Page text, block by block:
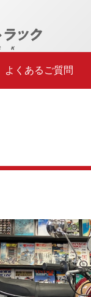
よくあるご質問